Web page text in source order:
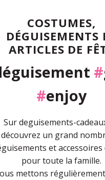
COSTUMES,
DÉGUISEMENTS
ARTICLES DE
#
#enjoy
Sur deguisements-
découvrez un grand
et accessoires
pour toute la famille.
mettons